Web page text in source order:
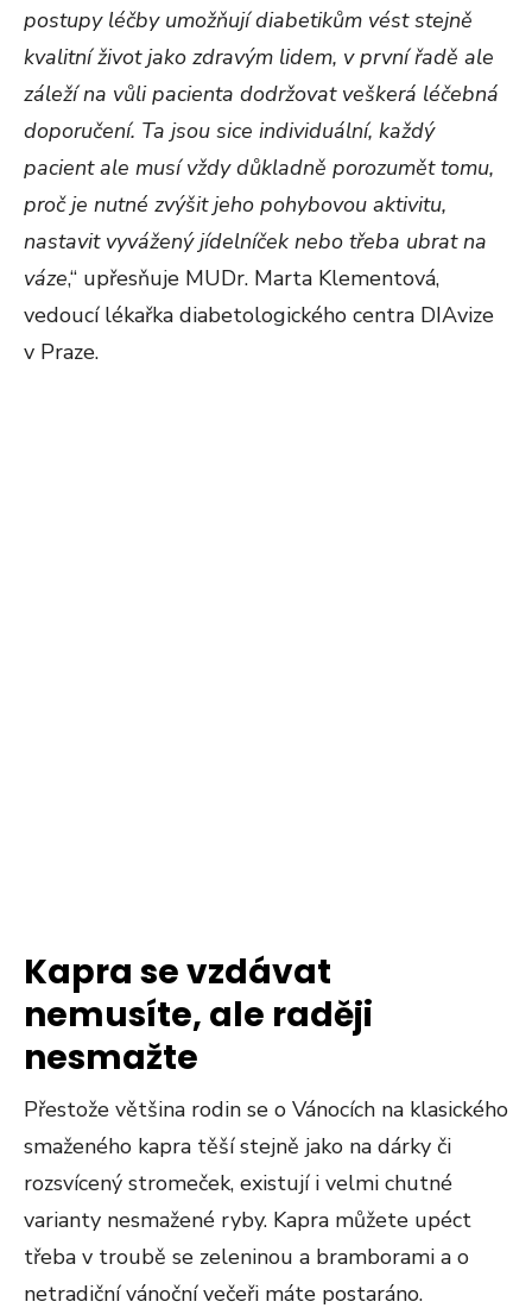
postupy léčby umožňují diabetikům vést stejně
kvalitní život jako zdravým lidem, v první řadě ale
záleží na vůli pacienta dodržovat veškerá léčebná
doporučení. Ta jsou sice individuální, každý
pacient ale musí vždy důkladně porozumět tomu,
proč je nutné zvýšit jeho pohybovou aktivitu,
nastavit vyvážený jídelníček nebo třeba ubrat na
váze,“ upřesňuje MUDr. Marta Klementová,
vedoucí lékařka diabetologického centra DIAvize
v Praze.
Kapra se vzdávat
nemusíte, ale raději
nesmažte
Přestože většina rodin se o Vánocích na klasického
smaženého kapra těší stejně jako na dárky či
rozsvícený stromeček, existují i velmi chutné
varianty nesmažené ryby. Kapra můžete upéct
třeba v troubě se zeleninou a bramborami a o
netradiční vánoční večeři máte postaráno.